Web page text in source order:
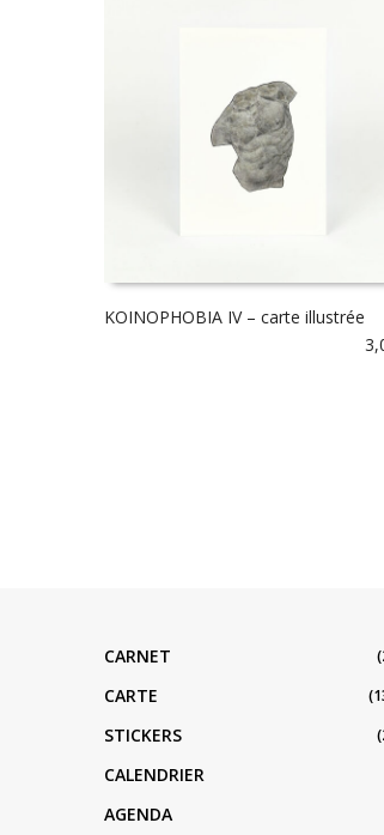
KOINOPHOBIA IV – carte illustrée
CARNET
CARTE
STICKERS
CALENDRIER
AGENDA